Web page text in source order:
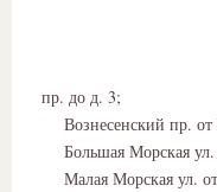
пр. до д. 3;
Вознесенский пр. от
Большая Морская ул.
Малая Морская ул. от